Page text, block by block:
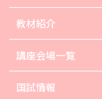
教材紹介
講座会場一覧
国試情報